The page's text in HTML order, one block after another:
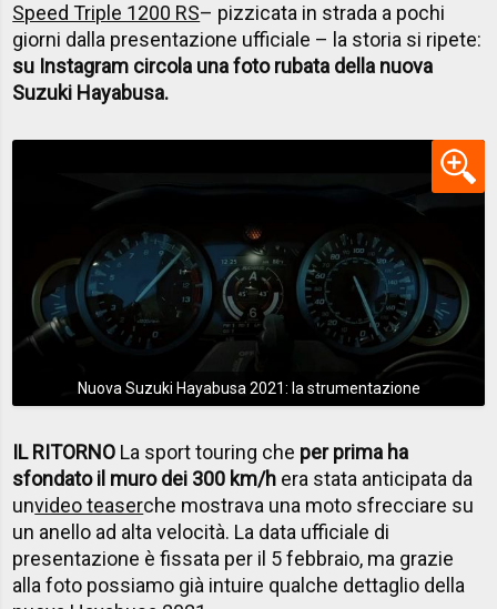
Speed Triple 1200 RS– pizzicata in strada a pochi
giorni dalla presentazione ufficiale – la storia si ripete:
su Instagram circola una foto rubata della nuova
Suzuki Hayabusa.
Nuova Suzuki Hayabusa 2021: la strumentazione
IL RITORNO La sport touring che per prima ha
sfondato il muro dei 300 km/h era stata anticipata da
unvideo teaserche mostrava una moto sfrecciare su
un anello ad alta velocità. La data ufficiale di
presentazione è fissata per il 5 febbraio, ma grazie
alla foto possiamo già intuire qualche dettaglio della